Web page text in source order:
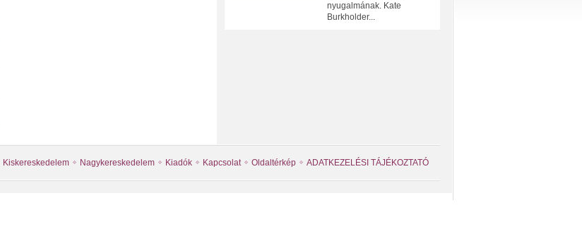
nyugalmának. Kate
Burkholder...
Kiskereskedelem Nagykereskedelem Kiadók Kapcsolat Oldaltérkép ADATKEZELÉSI TÁJÉKOZTATÓ